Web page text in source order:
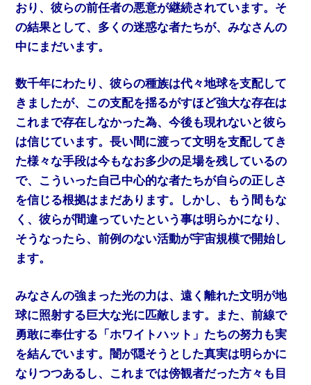
おり、彼らの前任者の悪意が継続されています。そ
の結果として、多くの迷惑な者たちが、みなさんの
中にまだいます。
数千年にわたり、彼らの種族は代々地球を支配して
きましたが、この支配を揺るがすほど強大な存在は
これまで存在しなかった為、今後も現れないと彼ら
は信じています。長い間に渡って文明を支配してき
た様々な手段は今もなお多少の足場を残しているの
で、こういった自己中心的な者たちが自らの正しさ
を信じる根拠はまだあります。しかし、もう間もな
く、彼らが間違っていたという事は明らかになり、
そうなったら、前例のない活動が宇宙規模で開始し
ます。
みなさんの強まった光の力は、遠く離れた文明が地
球に照射する巨大な光に匹敵します。また、前線で
勇敢に奉仕する「ホワイトハット」たちの努力も実
を結んでいます。闇が隠そうとした真実は明らかに
なりつつあるし、これまでは傍観者だった方々も目